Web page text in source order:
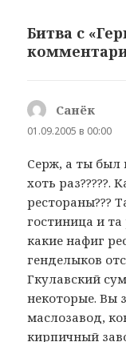
Битва с
Санёк
01.09.2005 в 00:00
Серж, а ты был
хоть раз?????.
рестораны???
гостиница и
какие нафиг
генделыков
Гкулавский
некоторые. Вы
маслозавод,
кирпичный